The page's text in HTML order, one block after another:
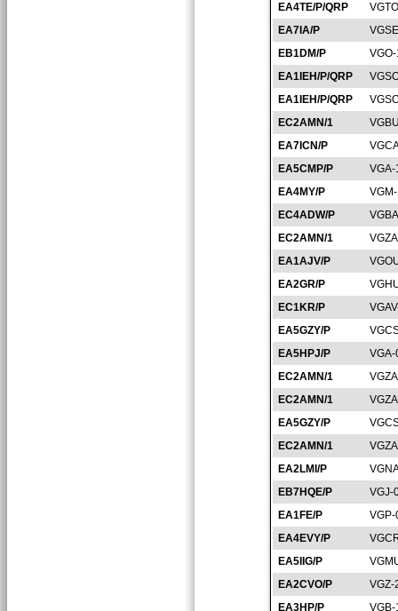
EA4TE/P/QRP
EA7IA/P
EB1DM/P
EA1IEH/P/QRP
EA1IEH/P/QRP
EC2AMN/1
EA7ICN/P
EA5CMP/P
EA4MY/P
EC4ADW/P
EC2AMN/1
EA1AJV/P
EA2GR/P
EC1KR/P
EA5GZY/P
EA5HPJ/P
EC2AMN/1
EC2AMN/1
EA5GZY/P
EC2AMN/1
EA2LMI/P
EB7HQE/P
VGJ-
EA1FE/P
VGP-
EA4EVY/P
EA5IIG/P
EA2CVO/P
VGZ-
EA3HP/P